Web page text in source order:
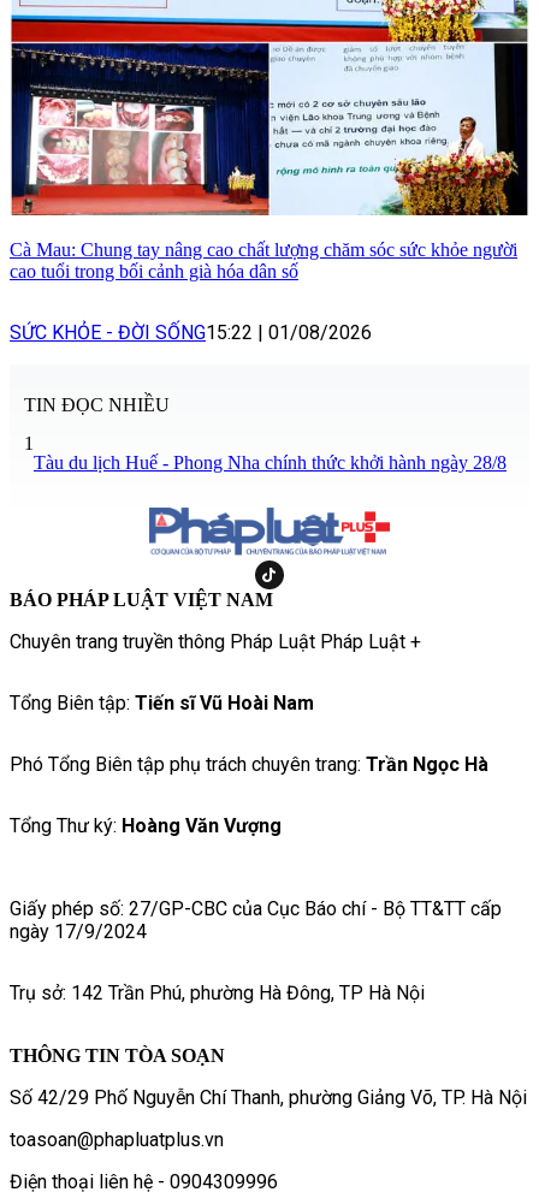
Cà Mau: Chung tay nâng cao chất lượng chăm sóc sức khỏe người
cao tuổi trong bối cảnh già hóa dân số
SỨC KHỎE - ĐỜI SỐNG15:22 | 01/08/2026
TIN ĐỌC NHIỀU
1
Tàu du lịch Huế - Phong Nha chính thức khởi hành ngày 28/8
BÁO PHÁP LUẬT VIỆT NAM
Chuyên trang truyền thông Pháp Luật Pháp Luật +
Tổng Biên tập: Tiến sĩ Vũ Hoài Nam
Phó Tổng Biên tập phụ trách chuyên trang: Trần Ngọc Hà
Tổng Thư ký: Hoàng Văn Vượng
Giấy phép số: 27/GP-CBC của Cục Báo chí - Bộ TT&TT cấp
ngày 17/9/2024
Trụ sở: 142 Trần Phú, phường Hà Đông, TP Hà Nội
THÔNG TIN TÒA SOẠN
Số 42/29 Phố Nguyễn Chí Thanh, phường Giảng Võ, TP. Hà Nội
toasoan@phapluatplus.vn
Điện thoại liên hệ - 0904309996